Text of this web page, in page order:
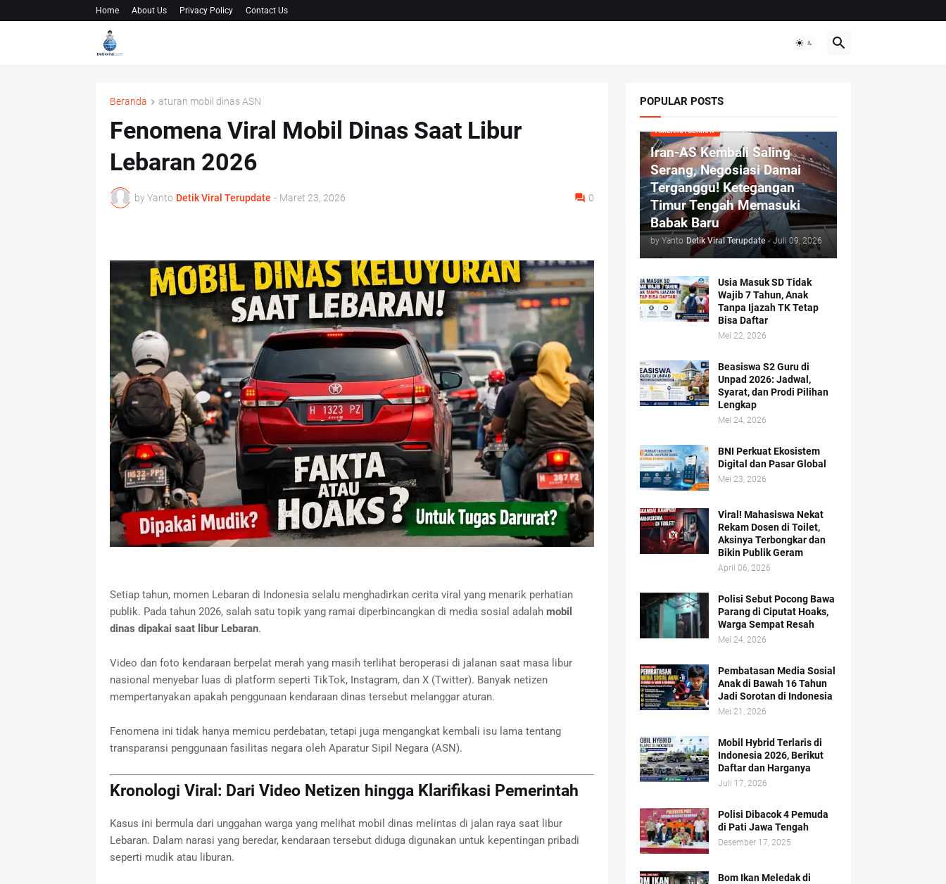
Home About Us Privacy Policy Contact Us
Beranda aturan mobil dinas ASN
Fenomena Viral Mobil Dinas Saat Libur
Lebaran 2026
by Yanto Detik Viral Terupdate - Maret 23, 2026 0
Setiap tahun, momen Lebaran di Indonesia selalu menghadirkan cerita viral yang menarik perhatian
publik. Pada tahun 2026, salah satu topik yang ramai diperbincangkan di media sosial adalah mobil
dinas dipakai saat libur Lebaran.
Video dan foto kendaraan berpelat merah yang masih terlihat beroperasi di jalanan saat masa libur
nasional menyebar luas di platform seperti TikTok, Instagram, dan X (Twitter). Banyak netizen
mempertanyakan apakah penggunaan kendaraan dinas tersebut melanggar aturan.
Fenomena ini tidak hanya memicu perdebatan, tetapi juga mengangkat kembali isu lama tentang
transparansi penggunaan fasilitas negara oleh Aparatur Sipil Negara (ASN).
Kronologi Viral: Dari Video Netizen hingga Klarifikasi Pemerintah
Kasus ini bermula dari unggahan warga yang melihat mobil dinas melintas di jalan raya saat libur
Lebaran. Dalam narasi yang beredar, kendaraan tersebut diduga digunakan untuk kepentingan pribadi
seperti mudik atau liburan.
POPULAR POSTS
AMERIKA SERIKAT
Iran-AS Kembali Saling
Serang, Negosiasi Damai
Terganggu! Ketegangan
Timur Tengah Memasuki
Babak Baru
by Yanto Detik Viral Terupdate - Juli 09, 2026
Usia Masuk SD Tidak
Wajib 7 Tahun, Anak
Tanpa Ijazah TK Tetap
Bisa Daftar
Mei 22, 2026
Beasiswa S2 Guru di
Unpad 2026: Jadwal,
Syarat, dan Prodi Pilihan
Lengkap
Mei 24, 2026
BNI Perkuat Ekosistem
Digital dan Pasar Global
Mei 23, 2026
Viral! Mahasiswa Nekat
Rekam Dosen di Toilet,
Aksinya Terbongkar dan
Bikin Publik Geram
April 06, 2026
Polisi Sebut Pocong Bawa
Parang di Ciputat Hoaks,
Warga Sempat Resah
Mei 24, 2026
Pembatasan Media Sosial
Anak di Bawah 16 Tahun
Jadi Sorotan di Indonesia
Mei 21, 2026
Mobil Hybrid Terlaris di
Indonesia 2026, Berikut
Daftar dan Harganya
Juli 17, 2026
Polisi Dibacok 4 Pemuda
di Pati Jawa Tengah
Desember 17, 2025
Bom Ikan Meledak di